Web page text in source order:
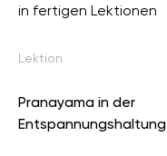
in fertigen Lektionen
Lektion
Pranayama in der
Entspannungshaltung